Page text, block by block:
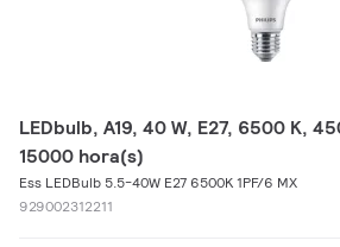
LEDbulb, A19, 40 W, E27, 6500 K,
15000 hora(s)
Ess LEDBulb 5.5-40W E27 6500K 1PF/6 MX
929002312211